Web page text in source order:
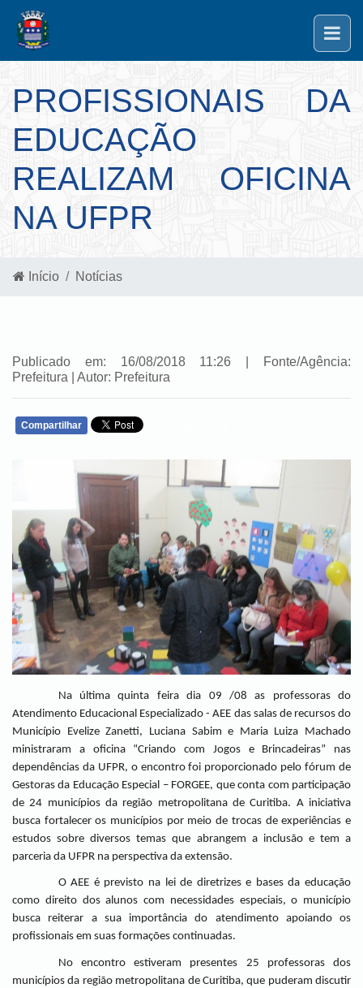
PROFISSIONAIS DA
EDUCAÇÃO
REALIZAM OFICINA
NA UFPR
Início Notícias
Publicado em: 16/08/2018 11:26 | Fonte/Agência:
Prefeitura | Autor: Prefeitura
Compartilhar
Na última quinta feira dia 09 /08 as professoras do
Atendimento Educacional Especializado - AEE das salas de recursos do
Município Evelize Zanetti, Luciana Sabim e Maria Luiza Machado
ministraram a oficina “Criando com Jogos e Brincadeiras” nas
dependências da UFPR, o encontro foi proporcionado pelo fórum de
Gestoras da Educação Especial – FORGEE, que conta com participação
de 24 municípios da região metropolitana de Curitiba. A iniciativa
busca fortalecer os municípios por meio de trocas de experiências e
estudos sobre diversos temas que abrangem a inclusão e tem a
parceria da UFPR na perspectiva da extensão.
O AEE é previsto na lei de diretrizes e bases da educação
como direito dos alunos com necessidades especiais, o município
busca reiterar a sua importância do atendimento apoiando os
profissionais em suas formações continuadas.
No encontro estiveram presentes 25 professoras dos
municípios da região metropolitana de Curitiba, que puderam discutir